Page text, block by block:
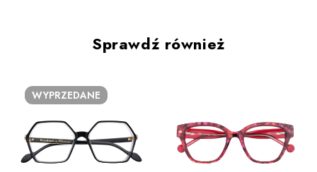
Sprawdź również
WYPRZEDANE